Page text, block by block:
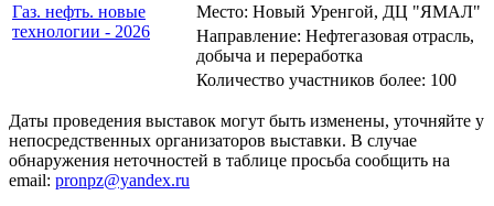
Газ. нефть. новые
технологии - 2026
Место: Новый Уренгой, ДЦ "ЯМАЛ"
Направление: Нефтегазовая отрасль,
добыча и переработка
Количество участников более: 100
Даты проведения выставок могут быть изменены, уточняйте у
непосредственных организаторов выставки. В случае
обнаружения неточностей в таблице просьба сообщить на
email: pronpz@yandex.ru